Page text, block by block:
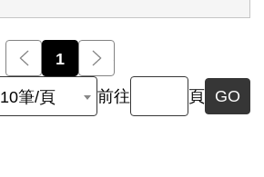
前一頁
1
10筆/頁 前往 頁 GO